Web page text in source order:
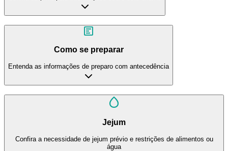
Como se preparar
Entenda as informações de preparo com antecedência
Jejum
Confira a necessidade de jejum prévio e restrições de alimentos ou
água